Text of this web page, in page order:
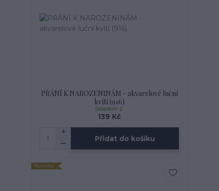
PŘÁNÍ K NAROZENINÁM - akvarelové luční
kvítí (916)
139 Kč
Skladem: 2
Přidat do košíku
Novinka